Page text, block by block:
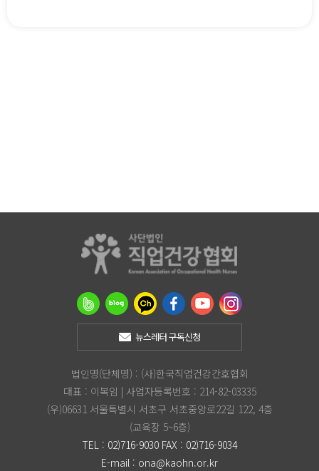
법인명(단체명) : (사)한국직업건강간호협회
대표 : 이복임 | 사업자등록번호 : 214-82-03335
(우)06631 서울특별시 서초구 서초중앙로22길 122, 4층
(교육장 5~6층)
TEL : 02)716-9030 FAX : 02)716-9034
E-mail : ona@kaohn.or.kr
뉴스레터 구독신청